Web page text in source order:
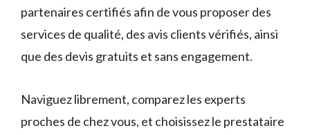
partenaires certifiés afin de vous proposer des
services de qualité, des avis clients vérifiés, ainsi
que des devis gratuits et sans engagement.
Naviguez librement, comparez les experts
proches de chez vous, et choisissez le prestataire